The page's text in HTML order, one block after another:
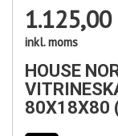
1.125,00
inkl. moms
HOUSE
80X18X80